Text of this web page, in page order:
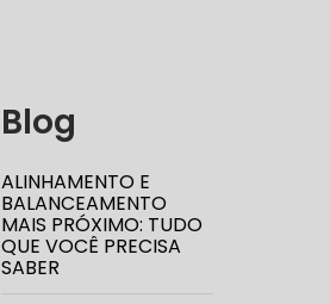
CORREIA
Blog
ALINHAMENTO E
BALANCEAMENTO
MAIS PRÓXIMO: TUDO
QUE VOCÊ PRECISA
SABER